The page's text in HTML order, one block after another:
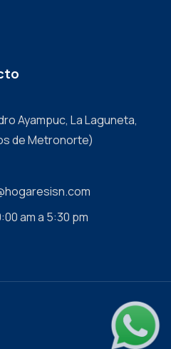
Ayampuc, La Laguneta,
de Metronorte)
am a 5:30 pm